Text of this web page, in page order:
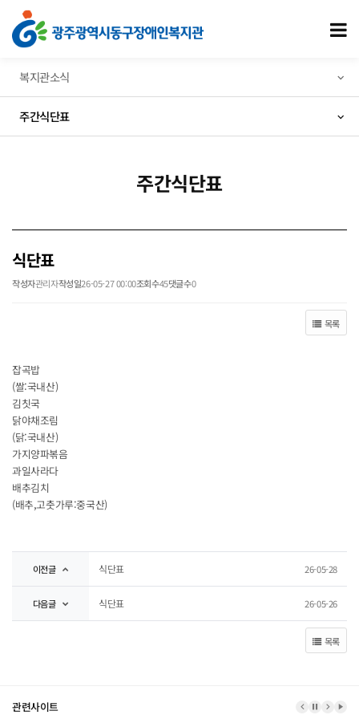
식단표 > 주간식단표
복지관소식
주간식단표
주간식단표
식단표
작성자관리자작성일26-05-27 00:00조회수45댓글수0
목록
잡곡밥
(쌀:국내산)
김칫국
닭야채조림
(닭:국내산)
가지양파볶음
과일사라다
배추김치
(배추,고춧가루:중국산)
이전글 식단표 26-05-28
다음글 식단표 26-05-26
목록
관련사이트 이전 배너
배너 정지
다음배